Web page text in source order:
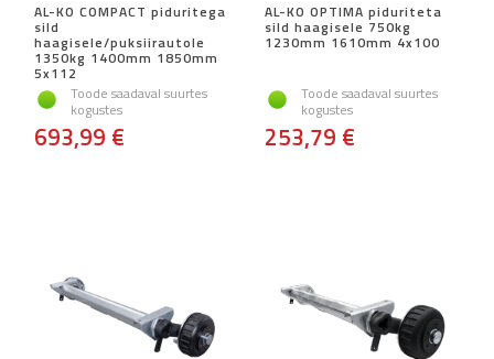
AL-KO COMPACT piduritega
sild
haagisele/puksiirautole
1350kg 1400mm 1850mm
5x112
Toode saadaval suurtes
kogustes
693,99 €
AL-KO OPTIMA piduriteta
sild haagisele 750kg
1230mm 1610mm 4x100
Toode saadaval suurtes
kogustes
253,79 €